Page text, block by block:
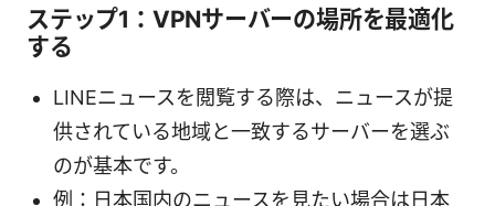
ステップ1：VPNサーバーの場所を最適化
する
LINEニュースを閲覧する際は、ニュースが提
供されている地域と一致するサーバーを選ぶ
のが基本です。
例：日本国内のニュースを見たい場合は日本